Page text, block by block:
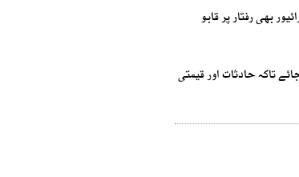
بھی رفتار پر قابو
تاکہ حادثات اور قیمتی